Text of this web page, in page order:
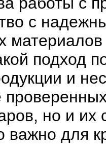
с
подход
и
но и
важно для